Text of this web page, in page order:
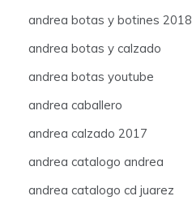
andrea botas y botines 2018
andrea botas y calzado
andrea botas youtube
andrea caballero
andrea calzado 2017
andrea catalogo andrea
andrea catalogo cd juarez